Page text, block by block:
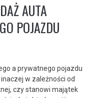
AUTA
POJAZDU
a prywatnego pojazdu
w zależności od
czy stanowi majątek